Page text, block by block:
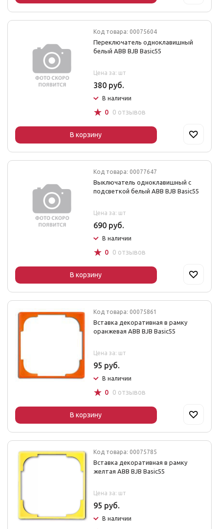
Код товара: 00075604
Переключатель одноклавишный
белый ABB BJB Basic55
Цена за: шт
380 руб.
В наличии
☆ 0 0 отзывов
В корзину
Код товара: 00077647
Выключатель одноклавишный с
подсветкой белый ABB BJB Basic55
Цена за: шт
690 руб.
В наличии
☆ 0 0 отзывов
В корзину
Код товара: 00075861
Вставка декоративная в рамку
оранжевая ABB BJB Basic55
Цена за: шт
95 руб.
В наличии
☆ 0 0 отзывов
В корзину
Код товара: 00075785
Вставка декоративная в рамку
желтая ABB BJB Basic55
Цена за: шт
95 руб.
В наличии